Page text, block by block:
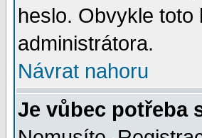
heslo. Obvykle
administrátora.
Návrat nahoru
Je vůbec potřeba